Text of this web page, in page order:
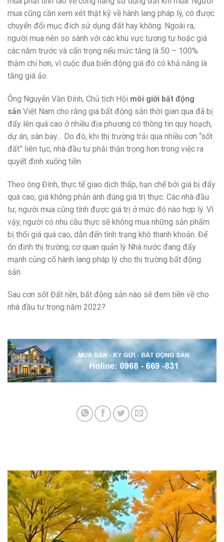
mua cũng cần xem xét thật kỹ về hành lang pháp lý, có được
chuyển đổi mục đích sử dụng đất hay không. Ngoài ra,
người mua nên so sánh với các khu vực tương tự hoặc giá
các năm trước và cẩn trọng nếu mức tăng là 50 – 100%
thậm chí hơn, vì cuộc đua biến động giá đó có khả năng là
tăng giá ảo.
Ông Nguyễn Văn Đính, Chủ tịch Hội môi giới bất động
sản Việt Nam cho rằng giá bất động sản thời gian qua đã bị
đẩy lên quá cao ở nhiều địa phương có thông tin quy hoạch,
dự án, sân bay… Do đó, khi thị trường trải qua nhiều cơn “sốt
đất” liên tục, nhà đầu tư phải thận trọng hơn trong việc ra
quyết định xuống tiền.
Theo ông Đính, thực tế giao dịch thấp, hạn chế bởi giá bị đẩy
quá cao, giá không phản ánh đúng giá trị thực. Các nhà đầu
tư, người mua cũng tính được giá trị ở mức độ nào hợp lý. Vì
vậy, người có nhu cầu thực sẽ không mua những sản phẩm
bị thổi giá quá cao, dẫn đến tình trạng khó thanh khoản. Để
ổn định thị trường, cơ quan quản lý Nhà nước đang đẩy
mạnh củng cố hành lang pháp lý cho thị trường bất động
sản.
Sau cơn sốt Đất nền, bất động sản nào sẽ đem tiền về cho
nhà đầu tư trong năm 2022?